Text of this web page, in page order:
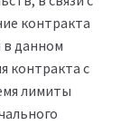
контракта
в данном
контракта с
лимиты